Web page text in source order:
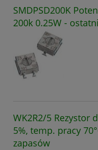
SMDPSD200K
200k 0.25W -
WK2R2/5 Rezystor
5%, temp. pracy
zapasów